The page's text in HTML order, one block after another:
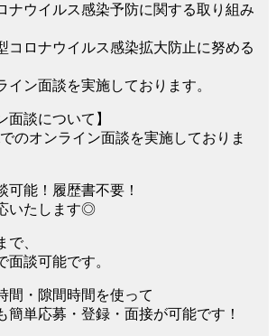
ウイルス感染予防に関する取り組み
コロナウイルス感染拡大防止に努める
イン面談を実施しております。
面談について】
のオンライン面談を実施しておりま
可能！履歴書不要！
いたします◎
で、
面談可能です。
間・隙間時間を使って
簡単応募・登録・面接が可能です！